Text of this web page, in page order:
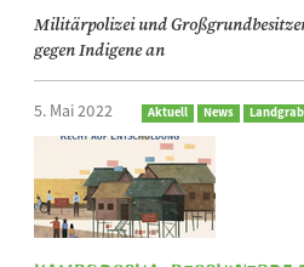
Militärpolizei und
gegen Indigene an
5. Mai 2022 Aktuell News